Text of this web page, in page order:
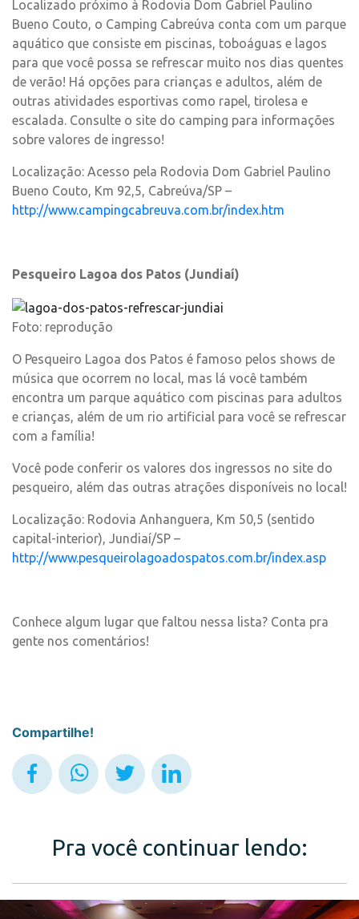
Localizado próximo à Rodovia Dom Gabriel Paulino
Bueno Couto, o Camping Cabreúva conta com um parque
aquático que consiste em piscinas, toboáguas e lagos
para que você possa se refrescar muito nos dias quentes
de verão! Há opções para crianças e adultos, além de
outras atividades esportivas como rapel, tirolesa e
escalada. Consulte o site do camping para informações
sobre valores de ingresso!
Localização: Acesso pela Rodovia Dom Gabriel Paulino
Bueno Couto, Km 92,5, Cabreúva/SP –
http://www.campingcabreuva.com.br/index.htm
Pesqueiro Lagoa dos Patos (Jundiaí)
Foto: reprodução
O Pesqueiro Lagoa dos Patos é famoso pelos shows de
música que ocorrem no local, mas lá você também
encontra um parque aquático com piscinas para adultos
e crianças, além de um rio artificial para você se refrescar
com a família!
Você pode conferir os valores dos ingressos no site do
pesqueiro, além das outras atrações disponíveis no local!
Localização: Rodovia Anhanguera, Km 50,5 (sentido
capital-interior), Jundiaí/SP –
http://www.pesqueirolagoadospatos.com.br/index.asp
Conhece algum lugar que faltou nessa lista? Conta pra
gente nos comentários!
Compartilhe!
Pra você continuar lendo: